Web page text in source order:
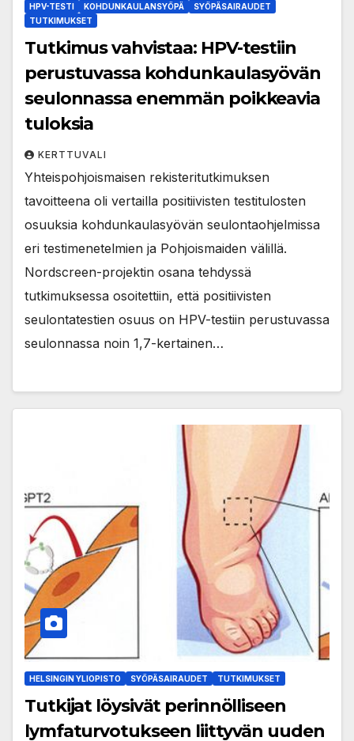
HPV-TESTI KOHDUNKAULANSYÖPÄ
SYÖPÄSAIRAUDET
TUTKIMUKSET
Tutkimus vahvistaa: HPV-testiin
perustuvassa kohdunkaulasyövän
seulonnassa enemmän poikkeavia
tuloksia
KERTTUVALI
Yhteispohjoismaisen rekisteritutkimuksen
tavoitteena oli vertailla positiivisten testitulosten
osuuksia kohdunkaulasyövän seulontaohjelmissa
eri testimenetelmien ja Pohjoismaiden välillä.
Nordscreen-projektin osana tehdyssä
tutkimuksessa osoitettiin, että positiivisten
seulontatestien osuus on HPV-testiin perustuvassa
seulonnassa noin 1,7-kertainen…
HELSINGIN YLIOPISTO SYÖPÄSAIRAUDET TUTKIMUKSET
Tutkijat löysivät perinnölliseen
lymfaturvotukseen liittyvän uuden